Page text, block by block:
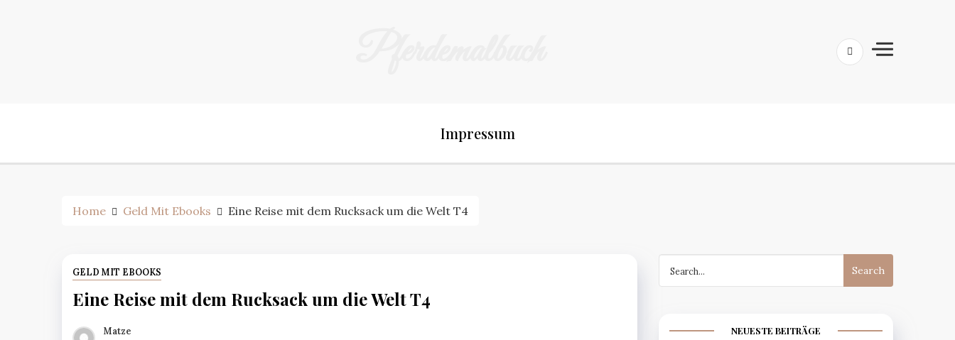
Impressum
Home Geld Mit Ebooks Eine Reise mit dem Rucksack um die Welt T4
GELD MIT EBOOKS
Eine Reise mit dem Rucksack um die Welt T4
Matze
for:
NEUESTE BEITRÄGE